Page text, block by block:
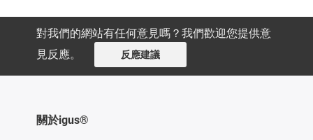
對我們的網站有任何意見嗎？我們歡迎您提供意
見反應。
反應建議
關於igus®